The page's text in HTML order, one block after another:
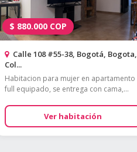
$ 880.000 COP
Calle 108 #55-38, Bogotá, Bogota,
Col...
Habitacion para mujer en apartamento
full equipado, se entrega con cama,...
Ver habitación